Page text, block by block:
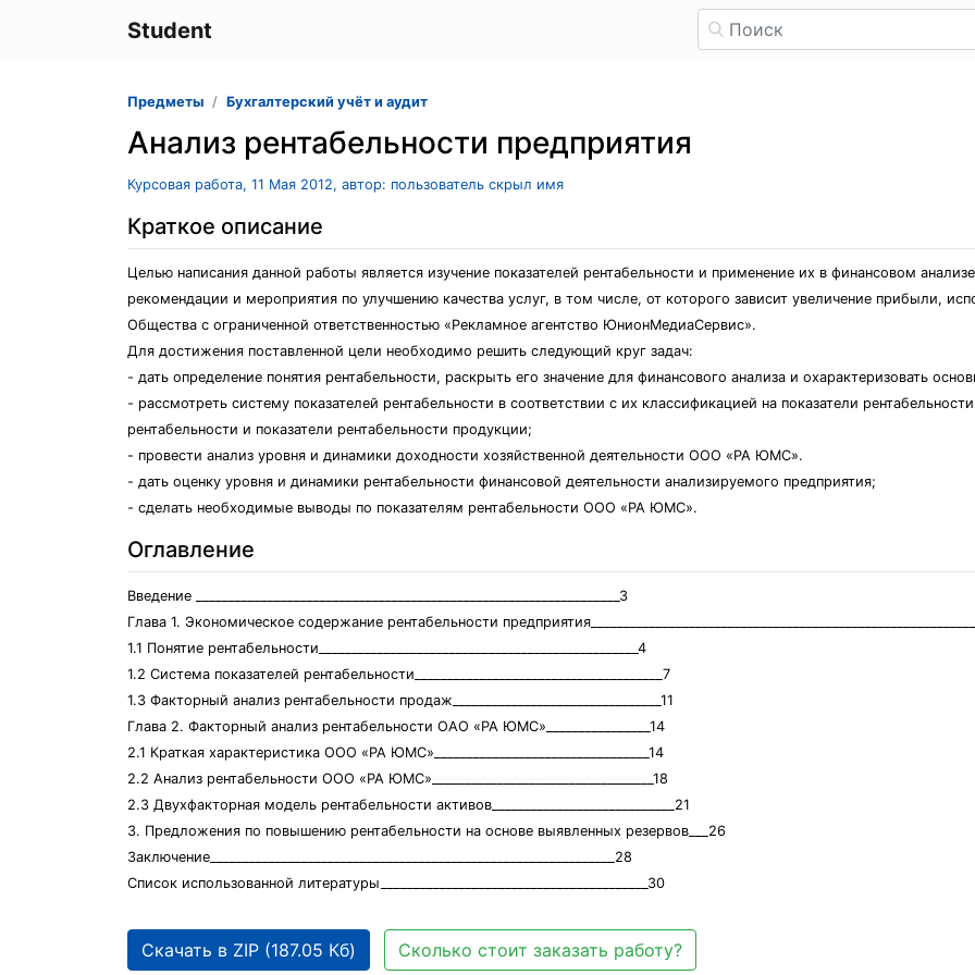
Student
Предметы Бухгалтерский учёт и аудит
Анализ рентабельности предприятия
Курсовая работа, 11 Мая 2012, автор: пользователь скрыл имя
Краткое описание
Целью написания данной работы является изучение показателей рентабельности и применение их в финансовом
рекомендации и мероприятия по улучшению качества услуг, в том числе, от которого зависит увеличение прибыли,
Общества с ограниченной ответственностью «Рекламное агентство ЮнионМедиаСервис».
Для достижения поставленной цели необходимо решить следующий круг задач:
- дать определение понятия рентабельности, раскрыть его значение для финансового анализа и охарактеризовать
- рассмотреть систему показателей рентабельности в соответствии с их классификацией на показатели
рентабельности и показатели рентабельности продукции;
- провести анализ уровня и динамики доходности хозяйственной деятельности ООО «РА ЮМС».
- дать оценку уровня и динамики рентабельности финансовой деятельности анализируемого предприятия;
- сделать необходимые выводы по показателям рентабельности ООО «РА ЮМС».
Оглавление
Введение _________________________________________________________________3
Глава 1. Экономическое содержание рентабельности
1.1 Понятие рентабельности_________________________________________________4
1.2 Система показателей рентабельности______________________________________7
1.3 Факторный анализ рентабельности продаж________________________________11
Глава 2. Факторный анализ рентабельности ОАО «РА ЮМС»________________14
2.1 Краткая характеристика ООО «РА ЮМС»_________________________________14
2.2 Анализ рентабельности ООО «РА ЮМС»__________________________________18
2.3 Двухфакторная модель рентабельности активов____________________________21
3. Предложения по повышению рентабельности на основе выявленных резервов___26
Заключение______________________________________________________________28
Список использованной литературы_________________________________________30
Скачать в ZIP (187.05 Кб) Сколько стоит заказать работу?